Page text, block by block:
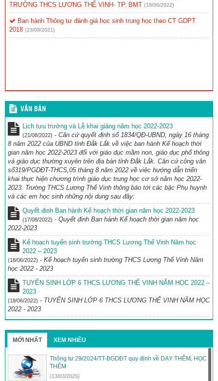
TRƯỜNG THCS LƯƠNG THẾ VINH- TP. BMT (18/06/2022)
Ban hành Thông tư đánh giá học sinh trung học theo CT GDPT
2018 (23/08/2021)
VĂN BẢN
Lịch tựu trường và Lễ khai giảng năm học 2022-2023
(21/08/2022) - Căn cứ quyết định số 1834/QĐ-UBND, ngày 16 tháng
8 năm 2022 của UBND tỉnh Đắk Lắk về việc ban hành Kế hoạch thời
gian năm học 2022-2023 đối với giáo dục mầm non, giáo dục phổ thông
và giáo dục thường xuyên trên địa bàn tỉnh Đắk Lắk. Căn cứ công văn
số319/PGDĐT-THCS,05 tháng 8 năm 2022 về việc hướng dẫn triển
khai thực hiện chương trình giáo dục trung học cơ sở năm học 2022-
2023. Trường THCS Lương Thế Vinh thông báo tới các bậc Phụ huynh
và các em học sinh những nội dung sau đây:
Quyết đinh Ban hành Kế hoạch thời gian năm học 2022-2023
(17/08/2022) - Quyết đinh Ban hành Kế hoạch thời gian năm học
2022-2023
Kế hoạch tuyển sinh trường THCS Lương Thế Vinh Năm học
2022 – 2023
(18/06/2022) - Kế hoạch tuyển sinh trường THCS Lương Thế Vinh Năm
học 2022 - 2023
TUYỂN SINH LỚP 6 THCS LƯƠNG THẾ VINH NĂM HỌC 2022 –
2023
(18/06/2022) - TUYỂN SINH LỚP 6 THCS LƯƠNG THẾ VINH NĂM HỌC
2022 - 2023
MỚI NHẤT XEM NHIỀU
Thông tư 29/2024/TT-BGDĐT quy định về DẠY THÊM, HỌC
THÊM
(13/03/2025)